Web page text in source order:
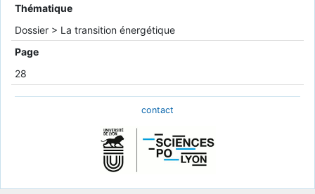
Thématique
Dossier > La transition énergétique
Page
28
contact